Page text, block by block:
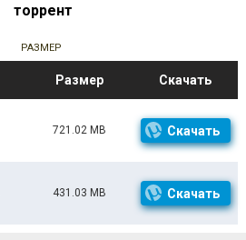
торрент
РАЗМЕР
Размер Скачать
721.02 MB Скачать
431.03 MB Скачать